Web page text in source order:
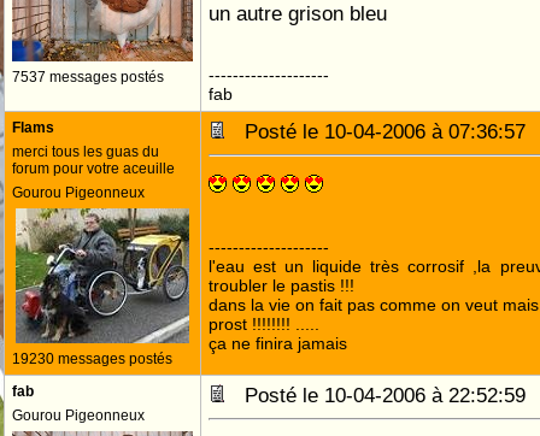
7537 messages postés
un autre grison bleu
--------------------
fab
Flams
merci tous les guas du
forum pour votre aceuille
Gourou Pigeonneux
19230 messages postés
Posté le 10-04-2006 à
--------------------
l'eau est un liquide très corrosif ,la
troubler le pastis !!!
dans la vie on fait pas comme on veut
prost !!!!!!!! .....
ça ne finira jamais
fab
Gourou Pigeonneux
Posté le 10-04-2006 à